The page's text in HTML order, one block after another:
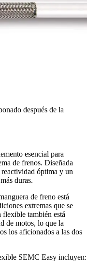
después de la
esencial para
de frenos. Diseñada
óptima y un
duras.
de freno está
extremas que se
flexible también está
de motos, lo que la
los aficionados a las dos
SEMC Easy incluyen: